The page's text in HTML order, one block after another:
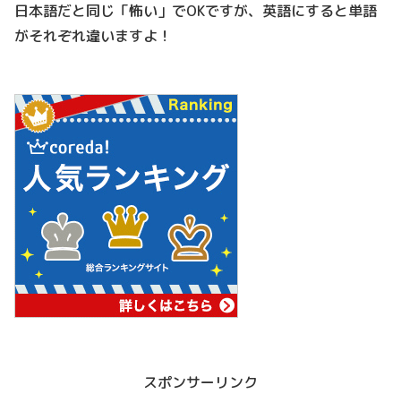
日本語だと同じ「怖い」でOKですが、英語にすると単語
がそれぞれ違いますよ！
スポンサーリンク